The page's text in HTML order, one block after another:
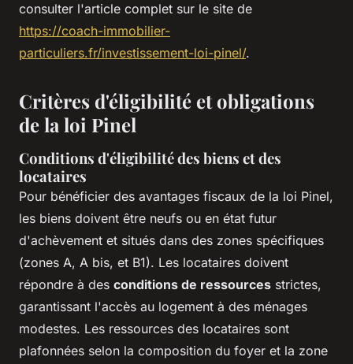
consulter l'article complet sur le site de
https://coach-immobilier-
particuliers.fr/investissement-loi-pinel/.
Critères d'éligibilité et obligations
de la loi Pinel
Conditions d'éligibilité des biens et des
locataires
Pour bénéficier des avantages fiscaux de la loi Pinel,
les biens doivent être neufs ou en état futur
d'achèvement et situés dans des zones spécifiques
(zones A, A bis, et B1). Les locataires doivent
répondre à des conditions de ressources strictes,
garantissant l'accès au logement à des ménages
modestes. Les ressources des locataires sont
plafonnées selon la composition du foyer et la zone